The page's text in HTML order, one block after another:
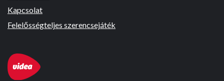
Kapcsolat
Felelősségteljes szerencsejáték